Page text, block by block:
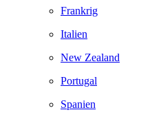
Frankrig
Italien
New Zealand
Portugal
Spanien